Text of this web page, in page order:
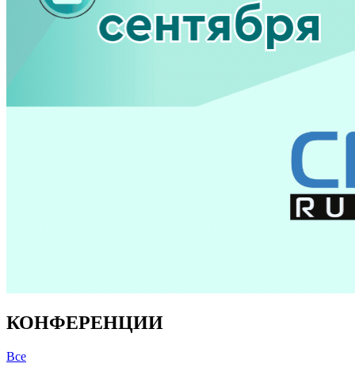
КОНФЕРЕНЦИИ
Все